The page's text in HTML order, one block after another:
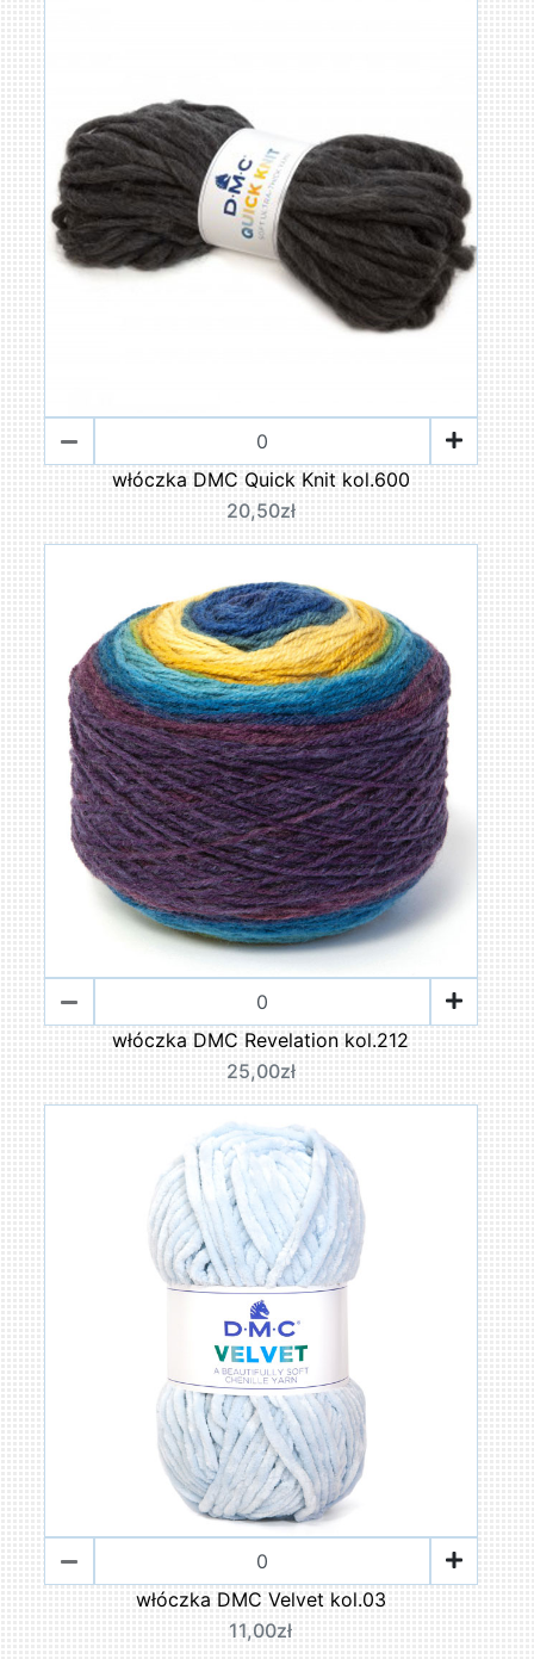
włóczka DMC Quick Knit kol.600
20,50zł
włóczka DMC Revelation kol.212
25,00zł
włóczka DMC Velvet kol.03
11,00zł